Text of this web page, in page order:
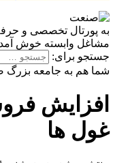
به پورتال تخصصی و
مشاغل وابسته خوش
جستجو برای:
شما هم به جامعه بزرگ
افزایش
غول ها